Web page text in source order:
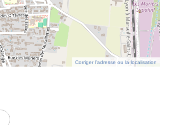
Corriger l’adresse ou la localisation